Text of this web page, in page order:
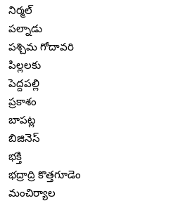
నిర్మల్
పల్నాడు
పశ్చిమ గోదావరి
పిల్లలకు
పెద్దపల్లి
ప్రకాశం
బాపట్ల
బిజినెస్
భక్తి
భద్రాద్రి కొత్తగూడెం
మంచిర్యాల